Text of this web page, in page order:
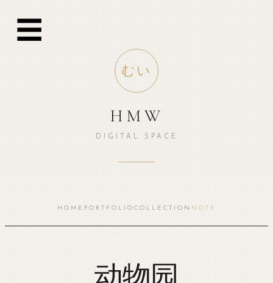
☰
むい
HMW
DIGITAL SPACE
HOME PORTFOLIO COLLECTION NOTE